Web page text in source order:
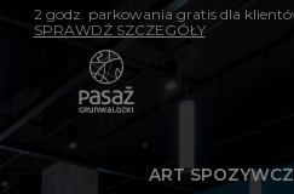
Przejdź do treści
2 godz. parkowania gratis dla
SPRAWDŹ SZCZEGÓŁY
ART